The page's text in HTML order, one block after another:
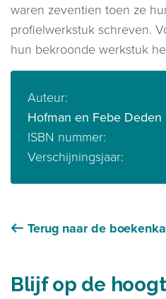
waren zeventien toen ze
profielwerkstuk schreven.
hun bekroonde werkstuk
Auteur:
Hofman en Febe Deden
ISBN nummer:
Verschijningsjaar:
Terug naar de
Blijf op de